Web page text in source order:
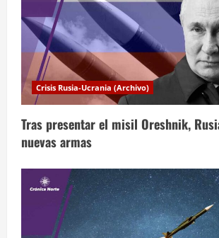
ó
n
d
e
e
n
Crisis Rusia-Ucrania (Archivo)
Tras presentar el misil Oreshnik,
nuevas armas